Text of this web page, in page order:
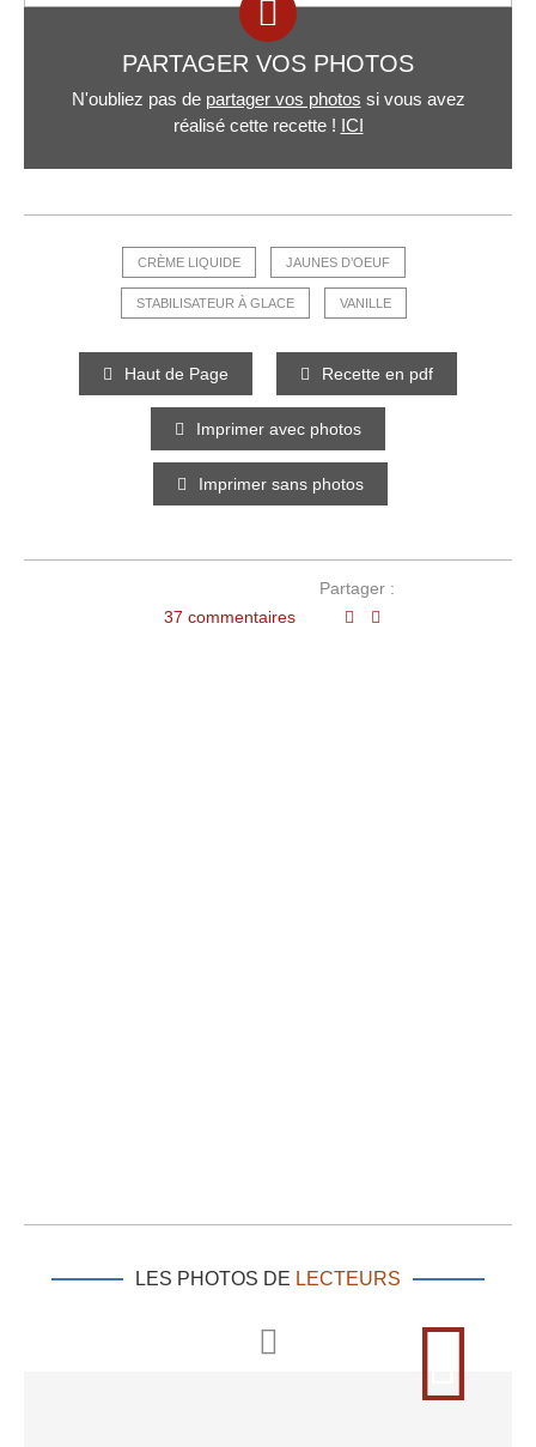
PARTAGER VOS PHOTOS
N'oubliez pas de partager vos photos si vous avez
réalisé cette recette ! ICI
CRÈME LIQUIDE JAUNES D’OEUF
STABILISATEUR À GLACE VANILLE
Haut de Page Recette en pdf
Imprimer avec photos
Imprimer sans photos
37 commentaires
Partager :
LES PHOTOS DE LECTEURS